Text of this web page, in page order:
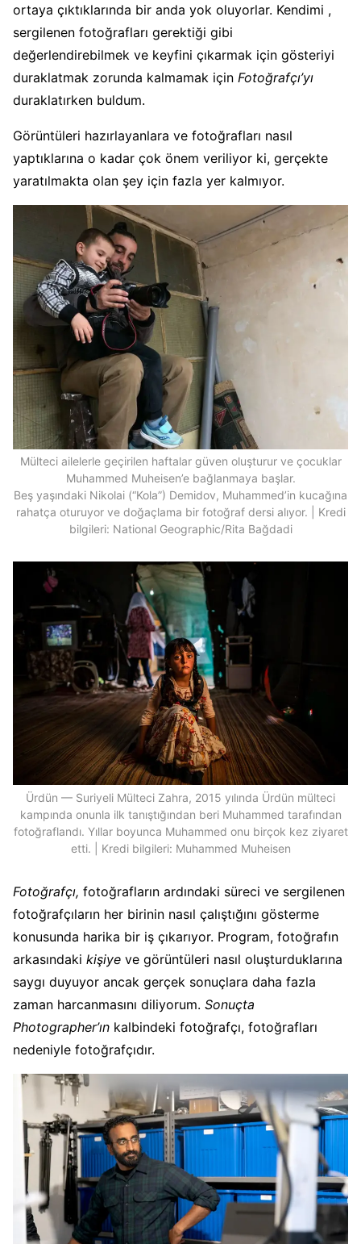
ortaya çıktıklarında bir anda yok oluyorlar. Kendimi ,
sergilenen fotoğrafları gerektiği gibi
değerlendirebilmek ve keyfini çıkarmak için gösteriyi
duraklatmak zorunda kalmamak için Fotoğrafçı’yı
duraklatırken buldum.
Görüntüleri hazırlayanlara ve fotoğrafları nasıl
yaptıklarına o kadar çok önem veriliyor ki, gerçekte
yaratılmakta olan şey için fazla yer kalmıyor.
Mülteci ailelerle geçirilen haftalar güven oluşturur ve çocuklar
Muhammed Muheisen’e bağlanmaya başlar.
Beş yaşındaki Nikolai (“Kola”) Demidov, Muhammed’in kucağına
rahatça oturuyor ve doğaçlama bir fotoğraf dersi alıyor. | Kredi
bilgileri: National Geographic/Rita Bağdadi
Ürdün — Suriyeli Mülteci Zahra, 2015 yılında Ürdün mülteci
kampında onunla ilk tanıştığından beri Muhammed tarafından
fotoğraflandı. Yıllar boyunca Muhammed onu birçok kez ziyaret
etti. | Kredi bilgileri: Muhammed Muheisen
Fotoğrafçı, fotoğrafların ardındaki süreci ve sergilenen
fotoğrafçıların her birinin nasıl çalıştığını gösterme
konusunda harika bir iş çıkarıyor. Program, fotoğrafın
arkasındaki kişiye ve görüntüleri nasıl oluşturduklarına
saygı duyuyor ancak gerçek sonuçlara daha fazla
zaman harcanmasını diliyorum. Sonuçta
Photographer’ın kalbindeki fotoğrafçı, fotoğrafları
nedeniyle fotoğrafçıdır.